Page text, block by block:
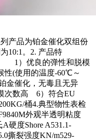
产品为铂金催化双组份
10:1。2. 产品特
性和脱模
(使用的温度-60℃～
催化，无毒且无异
次数高 6）符合EU
桶4.典型物性表检
外观半透明粘度
A硬度Shore A531.1-
撕裂强度KN/m529-